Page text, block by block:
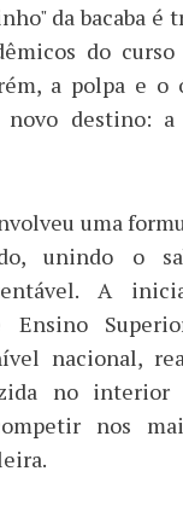
da bacaba é
do
a polpa e o
novo destino:
uma
unindo o
A
Ensino
nacional,
no interior
nos